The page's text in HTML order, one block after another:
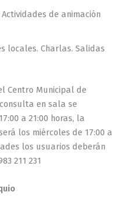
de animación
locales. Charlas. Salidas
Centro Municipal de
en sala se
a 21:00 horas, la
los miércoles de 17:00 a
los usuarios deberán
211 231